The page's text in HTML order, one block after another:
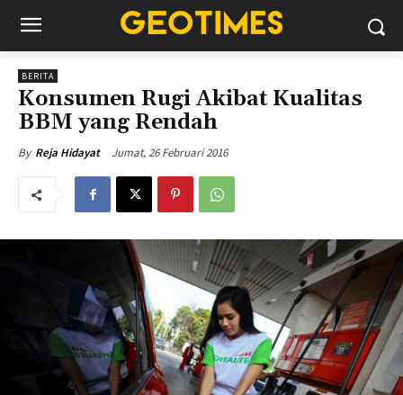
BERITA
Konsumen Rugi Akibat Kualitas
BBM yang Rendah
By Reja Hidayat Jumat, 26 Februari 2016